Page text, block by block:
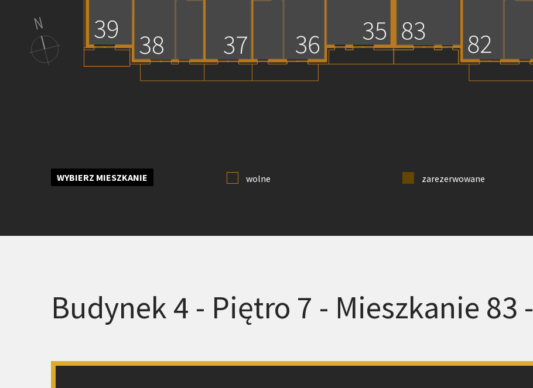
N
WYBIERZ MIESZKANIE wolne zarezerwowane
Budynek 4 - Piętro 7 - Mieszkanie 83 -